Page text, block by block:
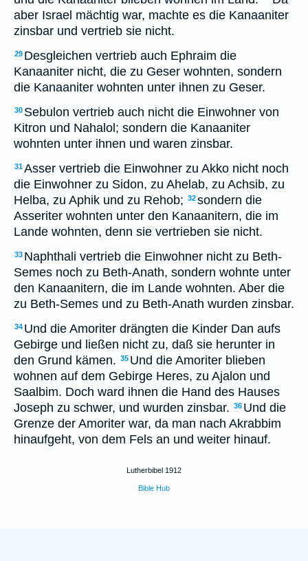
aber Israel mächtig war, machte es die Kanaaniter
zinsbar und vertrieb sie nicht.
29 Desgleichen vertrieb auch Ephraim die
Kanaaniter nicht, die zu Geser wohnten, sondern
die Kanaaniter wohnten unter ihnen zu Geser.
30 Sebulon vertrieb auch nicht die Einwohner von
Kitron und Nahalol; sondern die Kanaaniter
wohnten unter ihnen und waren zinsbar.
31Asser vertrieb die Einwohner zu Akko nicht noch
die Einwohner zu Sidon, zu Ahelab, zu Achsib, zu
Helba, zu Aphik und zu Rehob; 32sondern die
Asseriter wohnten unter den Kanaanitern, die im
Lande wohnten, denn sie vertrieben sie nicht.
33 Naphthali vertrieb die Einwohner nicht zu Beth-
Semes noch zu Beth-Anath, sondern wohnte unter
den Kanaanitern, die im Lande wohnten. Aber die
zu Beth-Semes und zu Beth-Anath wurden zinsbar.
34 Und die Amoriter drängten die Kinder Dan aufs
Gebirge und ließen nicht zu, daß sie herunter in
den Grund kämen. 35 Und die Amoriter blieben
wohnen auf dem Gebirge Heres, zu Ajalon und
Saalbim. Doch ward ihnen die Hand des Hauses
Joseph zu schwer, und wurden zinsbar. 36 Und die
Grenze der Amoriter war, da man nach Akrabbim
hinaufgeht, von dem Fels an und weiter hinauf.
Lutherbibel 1912
Bible Hub